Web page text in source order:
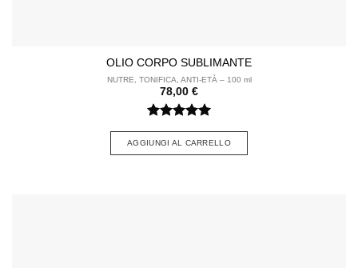
OLIO CORPO SUBLIMANTE
Voto5su
5
78,00 €
NUTRE, TONIFICA, ANTI-ETÀ – 100 ml
AGGIUNGI AL CARRELLO